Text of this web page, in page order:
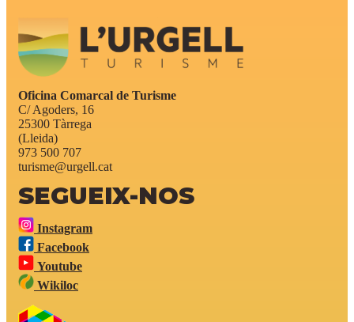
Oficina Comarcal de Turisme
C/ Agoders, 16
25300 Tàrrega
(Lleida)
973 500 707
turisme@urgell.cat
SEGUEIX-NOS
Instagram
Facebook
Youtube
Wikiloc